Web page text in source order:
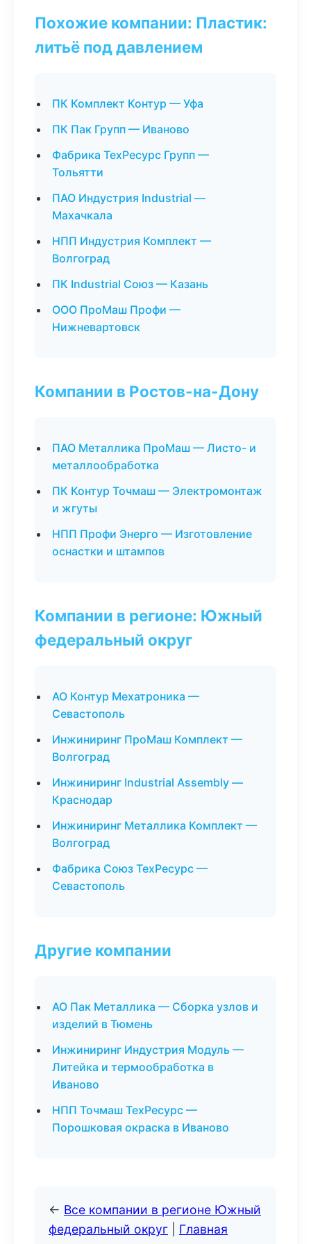
Похожие компании: Пластик:
литьё под давлением
ПК Комплект Контур — Уфа
ПК Пак Групп — Иваново
Фабрика ТехРесурс Групп —
Тольятти
ПАО Индустрия Industrial —
Махачкала
НПП Индустрия Комплект —
Волгоград
ПК Industrial Союз — Казань
ООО ПроМаш Профи —
Нижневартовск
Компании в Ростов-на-Дону
ПАО Металлика ПроМаш — Листо- и
металлообработка
ПК Контур Точмаш — Электромонтаж
и жгуты
НПП Профи Энерго — Изготовление
оснастки и штампов
Компании в регионе: Южный
федеральный округ
АО Контур Мехатроника —
Севастополь
Инжиниринг ПроМаш Комплект —
Волгоград
Инжиниринг Industrial Assembly —
Краснодар
Инжиниринг Металлика Комплект —
Волгоград
Фабрика Союз ТехРесурс —
Севастополь
Другие компании
АО Пак Металлика — Сборка узлов и
изделий в Тюмень
Инжиниринг Индустрия Модуль —
Литейка и термообработка в
Иваново
НПП Точмаш ТехРесурс —
Порошковая окраска в Иваново
← Все компании в регионе Южный
федеральный округ
Главная